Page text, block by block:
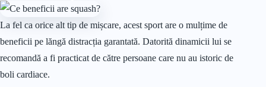
La fel ca orice alt tip de mișcare, acest sport are o mulțime de
beneficii pe lăngă distracția garantată. Datorită dinamicii lui se
recomandă a fi practicat de către persoane care nu au istoric de
boli cardiace.